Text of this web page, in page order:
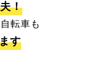
！
転車も
す